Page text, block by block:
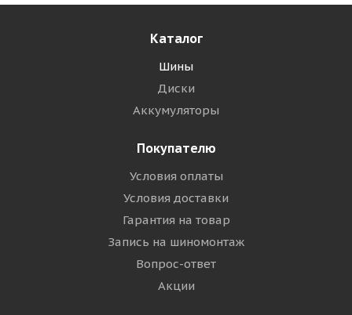
Каталог
Шины
Диски
Аккумуляторы
Покупателю
Условия оплаты
Условия доставки
Гарантия на товар
Запись на шиномонтаж
Вопрос-ответ
Акции